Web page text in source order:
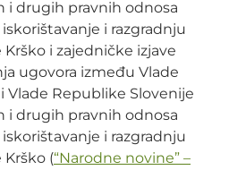
i drugih pravnih odnosa
i razgradnju
i zajedničke izjave
ugovora između Vlade
Vlade Republike Slovenije
i drugih pravnih odnosa
i razgradnju
(“Narodne novine” –